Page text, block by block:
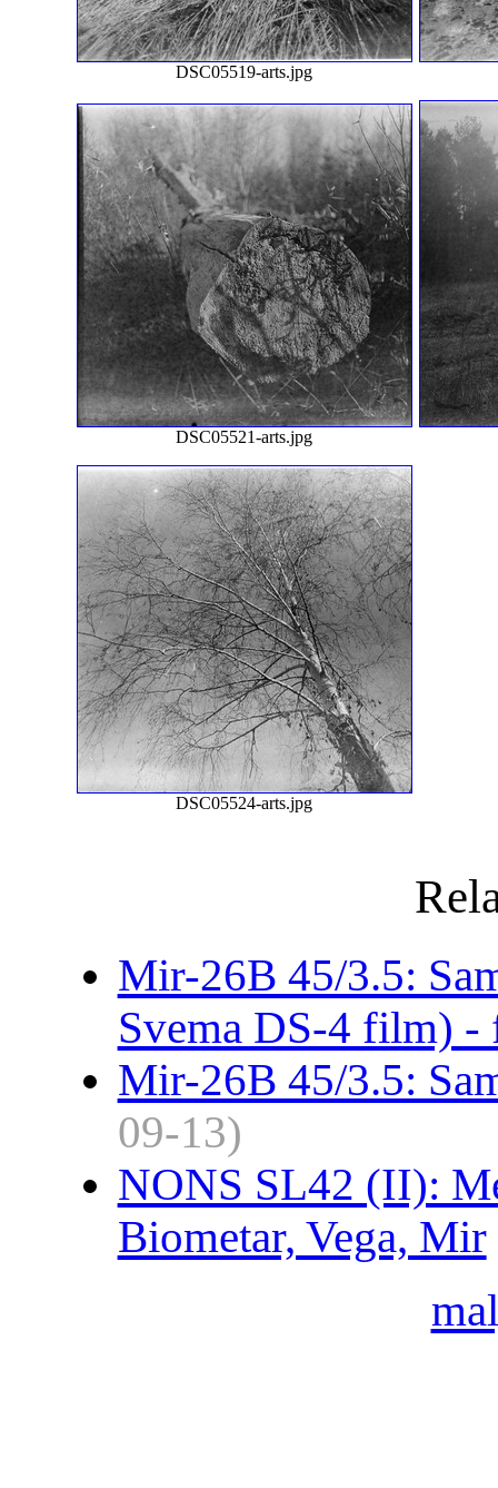
DSC05519-arts.jpg
DSC05521-arts.jpg
DSC05524-arts.jpg
Mir-26B 45/3.5:
Svema DS-4 film) -
Mir-26B 45/3.5:
09-13)
NONS SL42 (II):
Biometar, Vega, Mir